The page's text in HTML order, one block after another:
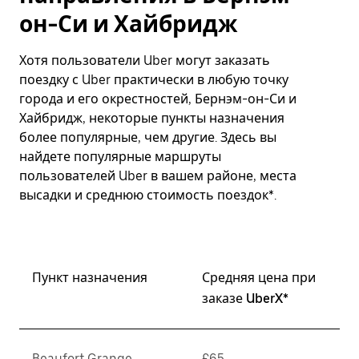
он-Си и Хайбридж
Хотя пользователи Uber могут заказать
поездку с Uber практически в любую точку
города и его окрестностей, Бернэм-он-Си и
Хайбридж, некоторые пункты назначения
более популярные, чем другие. Здесь вы
найдете популярные маршруты
пользователей Uber в вашем районе, места
высадки и среднюю стоимость поездок*.
Пункт назначения
Средняя цена при
заказе UberX*